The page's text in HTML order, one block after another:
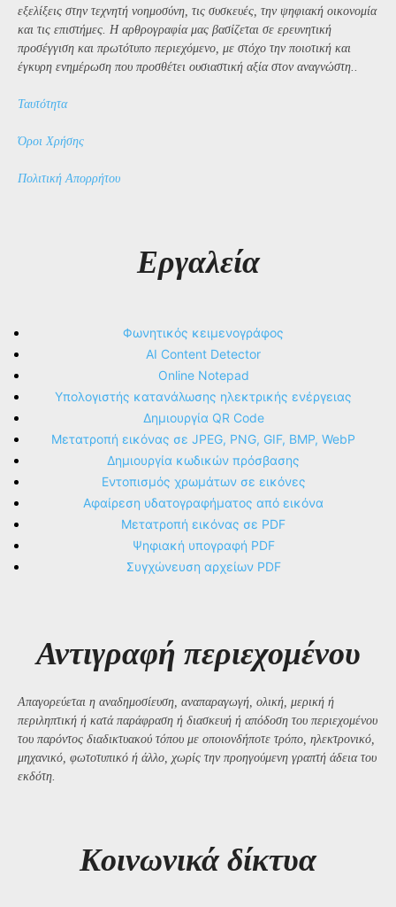
εξελίξεις στην τεχνητή νοημοσύνη, τις συσκευές, την ψηφιακή οικονομία
και τις επιστήμες. Η αρθρογραφία μας βασίζεται σε ερευνητική
προσέγγιση και πρωτότυπο περιεχόμενο, με στόχο την ποιοτική και
έγκυρη ενημέρωση που προσθέτει ουσιαστική αξία στον αναγνώστη..
Ταυτότητα
Όροι Χρήσης
Πολιτική Απορρήτου
Εργαλεία
Φωνητικός κειμενογράφος
AI Content Detector
Online Notepad
Υπολογιστής κατανάλωσης ηλεκτρικής ενέργειας
Δημιουργία QR Code
Μετατροπή εικόνας σε JPEG, PNG, GIF, BMP, WebP
Δημιουργία κωδικών πρόσβασης
Εντοπισμός χρωμάτων σε εικόνες
Αφαίρεση υδατογραφήματος από εικόνα
Μετατροπή εικόνας σε PDF
Ψηφιακή υπογραφή PDF
Συγχώνευση αρχείων PDF
Αντιγραφή περιεχομένου
Απαγορεύεται η αναδημοσίευση, αναπαραγωγή, ολική, μερική ή
περιληπτική ή κατά παράφραση ή διασκευή ή απόδοση του περιεχομένου
του παρόντος διαδικτυακού τόπου με οποιονδήποτε τρόπο, ηλεκτρονικό,
μηχανικό, φωτοτυπικό ή άλλο, χωρίς την προηγούμενη γραπτή άδεια του
εκδότη.
Kοινωνικά δίκτυα